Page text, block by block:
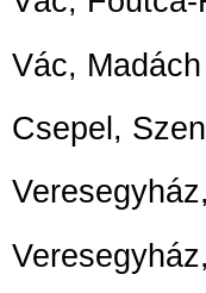
Vác,
Csepel,